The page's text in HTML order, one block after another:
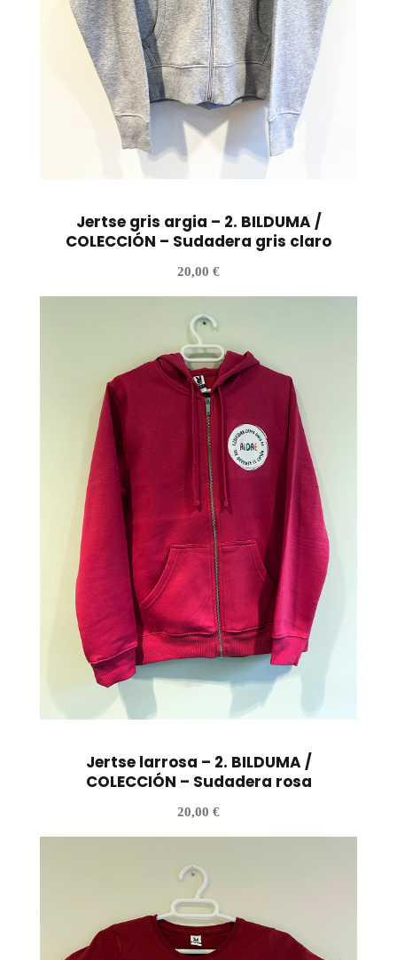
Jertse gris argia – 2. BILDUMA /
COLECCIÓN – Sudadera gris claro
20,00 €
Jertse larrosa – 2. BILDUMA /
COLECCIÓN – Sudadera rosa
20,00 €